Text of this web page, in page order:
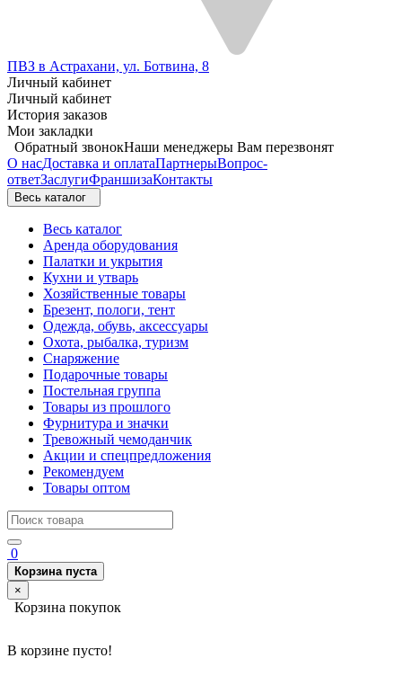
ПВЗ в Астрахани, ул. Ботвина, 8
Личный кабинет
Личный кабинет
История заказов
Мои закладки
Обратный звонокНаши менеджеры Вам перезвонят
О насДоставка и оплатаПартнерыВопрос-
ответЗаслугиФраншизаКонтакты
Весь каталог
Весь каталог
Аренда оборудования
Палатки и укрытия
Кухни и утварь
Хозяйственные товары
Брезент, пологи, тент
Одежда, обувь, аксессуары
Охота, рыбалка, туризм
Снаряжение
Подарочные товары
Постельная группа
Товары из прошлого
Фурнитура и значки
Тревожный чемоданчик
Акции и спецпредложения
Рекомендуем
Товары оптом
0
Корзина пуста
×
Корзина покупок
В корзине пусто!